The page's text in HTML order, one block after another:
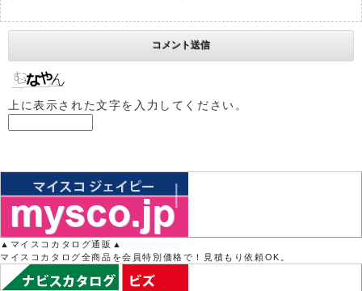
上に表示された文字を入力してください。
▲マイスコカタログ通販▲
マイスコカタログ全商品を会員特別価格で！見積もり依頼OK。